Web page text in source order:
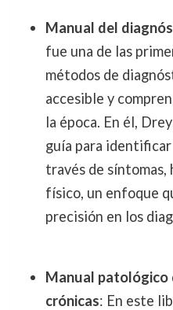
Manual del
fue una de las
métodos de
accesible y
la época. En él,
guía para
través de síntomas,
físico, un enfoque
precisión en los
Manual patológico
crónicas: En este